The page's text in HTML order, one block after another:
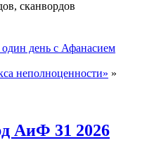
день с Афанасием
неполноценности» »
АиФ 31 2026